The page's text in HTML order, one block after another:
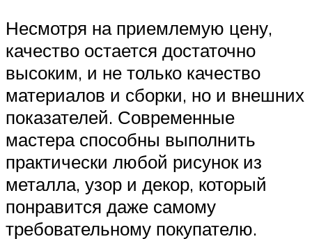
Несмотря на приемлемую цену,
качество остается достаточно
высоким, и не только качество
материалов и сборки, но и внешних
показателей. Современные
мастера способны выполнить
практически любой рисунок из
металла, узор и декор, который
понравится даже самому
требовательному покупателю.